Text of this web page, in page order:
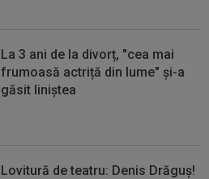
La 3 ani de la divorț, "cea mai
frumoasă actriță din lume" și-a
găsit liniștea
Lovitură de teatru: Denis Drăguș!